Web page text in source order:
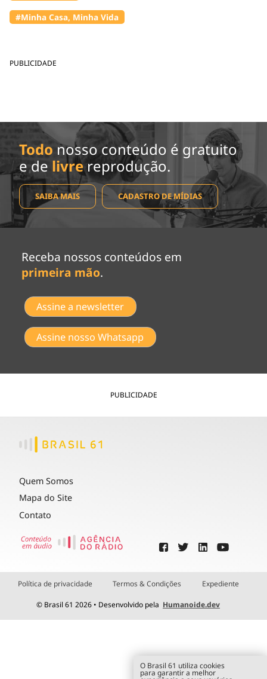
PUBLICIDADE
#Minha Casa, Minha Vida
Todo nosso conteúdo é gratuito
e de livrereprodução.
SAIBA MAIS CADASTRO DE MÍDIAS
Receba nossos conteúdos em
primeira mão.
Assine a newsletter
Assine nosso Whatsapp
PUBLICIDADE
Quem Somos
Mapa do Site
Contato
Política de privacidade Termos & Condições Expediente
© Brasil 61 2026 • Desenvolvido pela Humanoide.dev
O Brasil 61 utiliza cookies
para garantir a melhor